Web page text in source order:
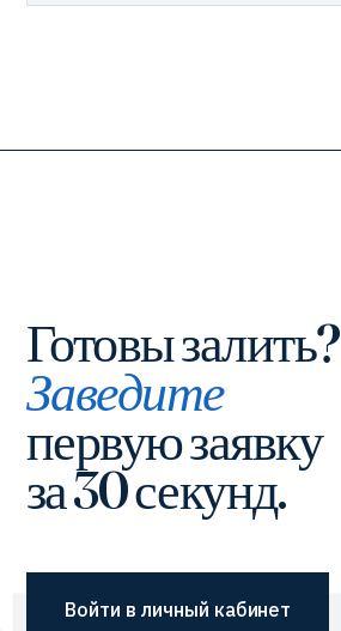
Готовы залить?
Заведите
первую заявку
за 30 секунд.
Войти в личный кабинет